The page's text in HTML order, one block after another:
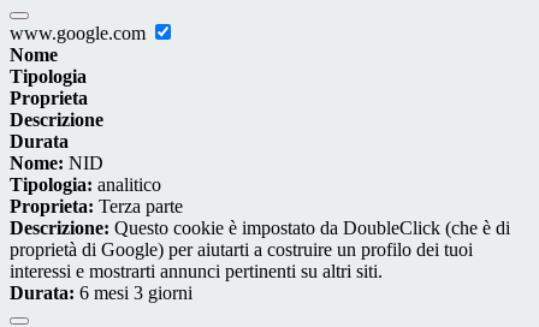
www.google.com
Nome
Tipologia
Proprieta
Descrizione
Durata
Nome: NID
Tipologia: analitico
Proprieta: Terza parte
Descrizione: Questo cookie è impostato da DoubleClick (che è di
proprietà di Google) per aiutarti a costruire un profilo dei tuoi
interessi e mostrarti annunci pertinenti su altri siti.
Durata: 6 mesi 3 giorni